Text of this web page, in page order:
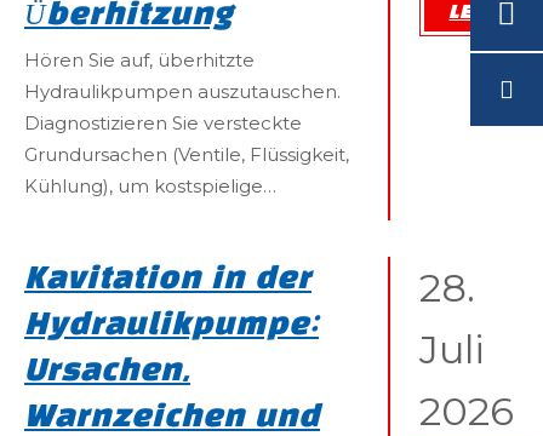
Überhitzung
Hören Sie auf, überhitzte
Hydraulikpumpen auszutauschen.
Diagnostizieren Sie versteckte
Grundursachen (Ventile, Flüssigkeit,
Kühlung), um kostspielige
LESEN
Kavitation in der
Hydraulikpumpe:
Ursachen,
Warnzeichen und
28.
Juli
2026